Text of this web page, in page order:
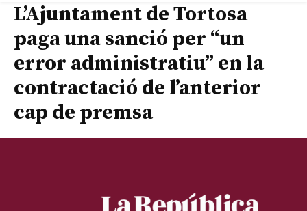
L’Ajuntament de Tortosa
paga una sanció per “un
error administratiu” en la
contractació de l’anterior
cap de premsa